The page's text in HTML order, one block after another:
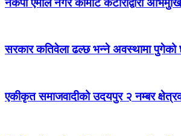
नेकपा एमाले नगर कमिटि कटारीद्वारा
सरकार कतिवेला ढल्छ भन्ने अवस्थामा पुगेको
एकीकृत समाजवादीको उदयपुर २ नम्बर